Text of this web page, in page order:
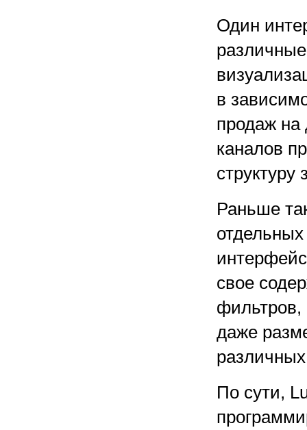
Один
в
продаж на
каналов
структуру
Раньше
свое
фильтров,
даже
По сути,